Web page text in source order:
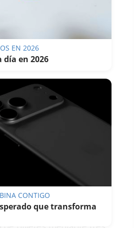
mayor comodidad a los
público en Chiclana. La
los seis andenes y el
EN 2026
día en 2026
CONTIGO
que transforma